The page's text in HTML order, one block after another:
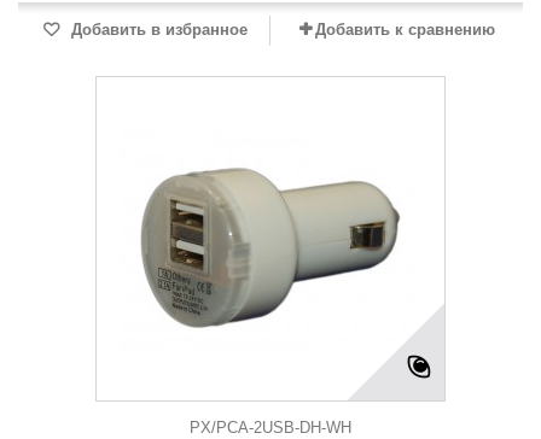
Добавить в избранное Добавить к сравнению
PX/PCA-2USB-DH-WH